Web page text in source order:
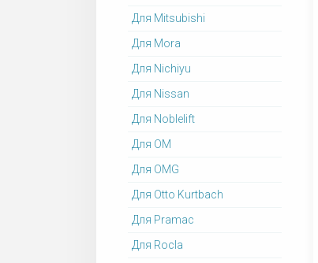
Для Mitsubishi
Для Mora
Для Nichiyu
Для Nissan
Для Noblelift
Для OM
Для OMG
Для Otto Kurtbach
Для Pramac
Для Rocla